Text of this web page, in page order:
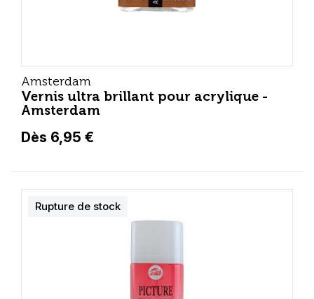
Amsterdam
Vernis ultra brillant pour acrylique -
Amsterdam
Dès 6,95 €
Rupture de stock